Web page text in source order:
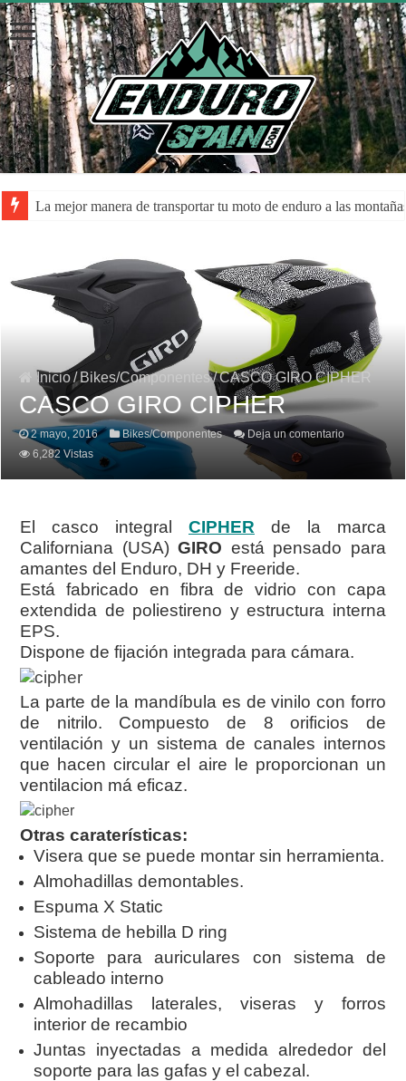
La mejor manera de transportar tu moto de enduro a las
Inicio/Bikes/Componentes/CASCO GIRO CIPHER
CASCO GIRO CIPHER
2 mayo, 2016 Bikes/Componentes
Deja un comentario
6,282 Vistas
El casco integral CIPHER de la marca
Californiana (USA)GIRO está pensado para
amantes del Enduro, DH y Freeride.
Está fabricado en fibra de vidrio con capa
extendida de poliestireno y estructura interna
EPS.
Dispone de fijación integrada para cámara.
La parte de la mandíbula es de vinilo con forro
de nitrilo. Compuesto de 8 orificios de
ventilación y un sistema de canales internos
que hacen circular el aire le proporcionan un
ventilacion má eficaz.
Otras caraterísticas:
Visera que se puede montar sin herramienta.
Almohadillas demontables.
Espuma X Static
Sistema de hebilla D ring
Soporte para auriculares con sistema de
cableado interno
Almohadillas laterales, viseras y forros
interior de recambio
Juntas inyectadas a medida alrededor del
soporte para las gafas y el cabezal.